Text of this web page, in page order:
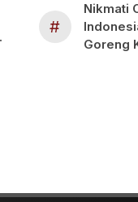
#
Nikmati
Goreng